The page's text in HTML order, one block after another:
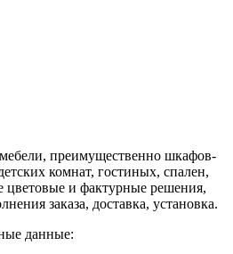
преимущественно шкафов-
комнат, гостиных, спален,
цветовые и фактурные решения,
заказа, доставка, установка.
данные: